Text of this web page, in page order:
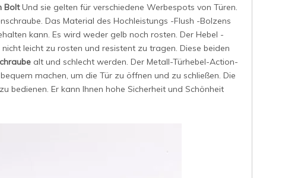
BoltUnd sie gelten für verschiedene Werbespots von Türen.
Das Material des Hochleistungs -Flush -Bolzens
kann. Es wird weder gelb noch rosten. Der Hebel -
leicht zu rosten und resistent zu tragen. Diese beiden
alt und schlecht werden. Der Metall-Türhebel-Action-
machen, um die Tür zu öffnen und zu schließen. Die
bedienen. Er kann Ihnen hohe Sicherheit und Schönheit